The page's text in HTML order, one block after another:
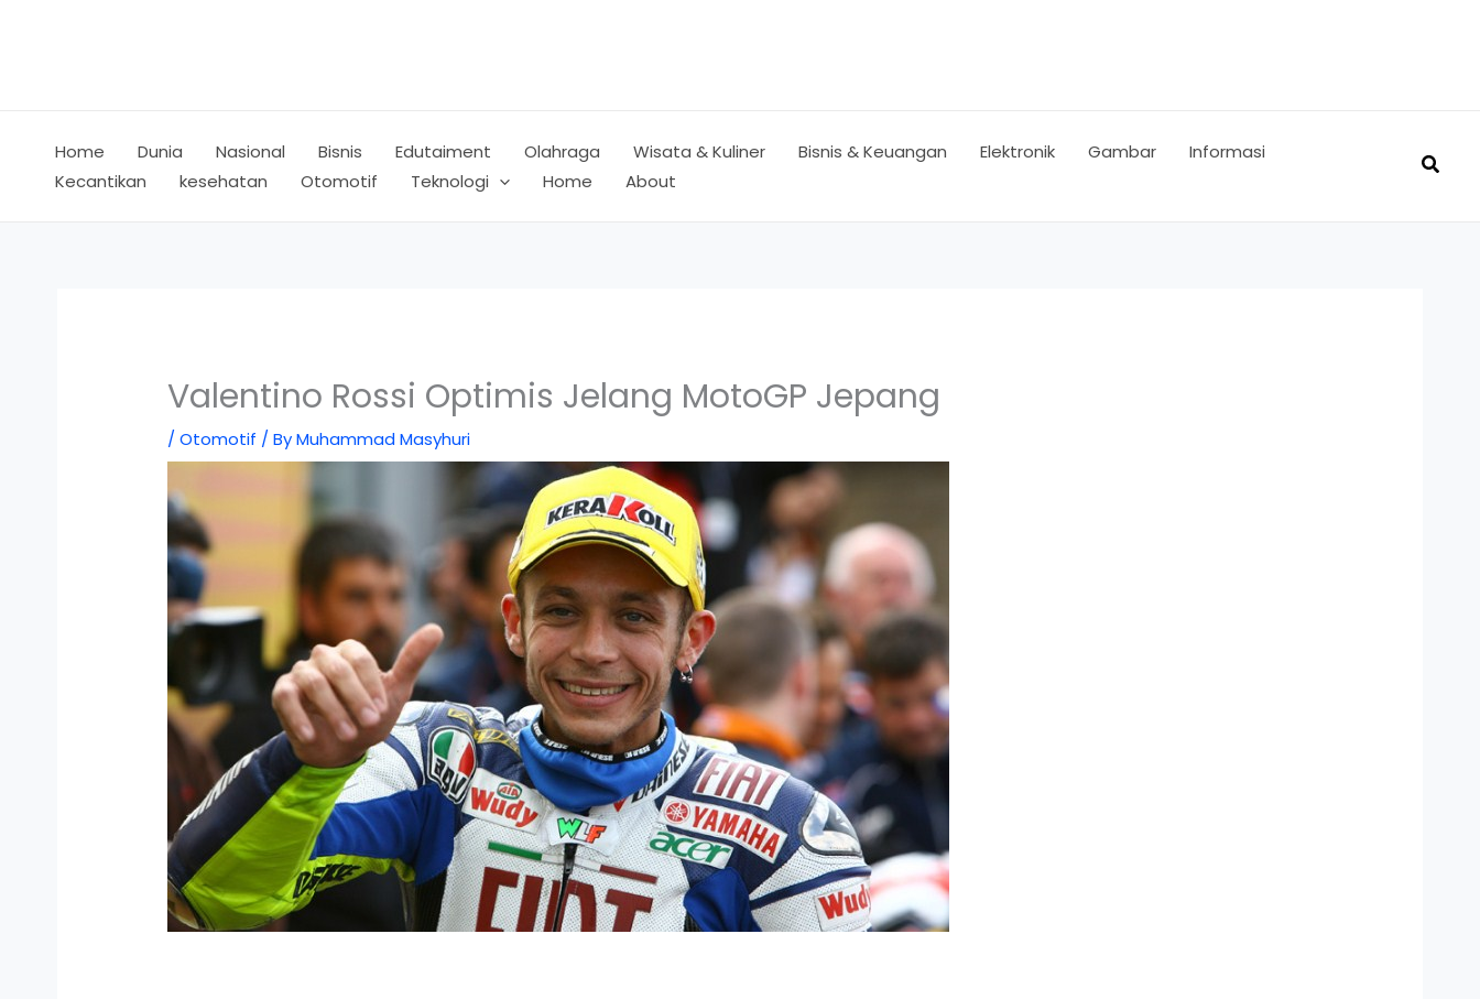
Home Dunia Nasional Bisnis Edutaiment Olahraga Wisata & Kuliner Bisnis & Keuangan Elektronik Gambar
Informasi
Kecantikan
kesehatan Otomotif Teknologi Home About
Valentino Rossi Optimis Jelang MotoGP Jepang
/Otomotif / ByMuhammad Masyhuri